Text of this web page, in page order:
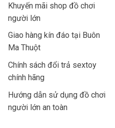
Khuyến mãi shop đồ chơi
người lớn
Giao hàng kín đáo tại Buôn
Ma Thuột
Chính sách đổi trả sextoy
chính hãng
Hướng dẫn sử dụng đồ chơi
người lớn an toàn